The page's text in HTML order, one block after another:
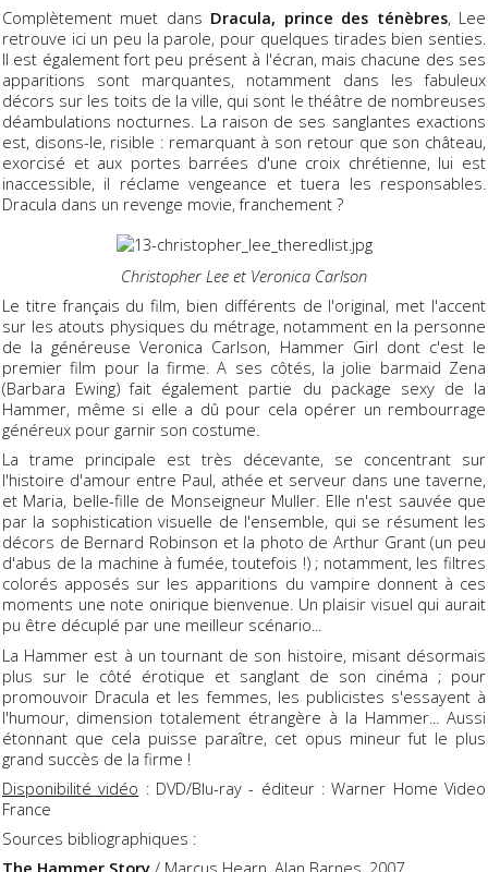
Complètement muet dans Dracula, prince des ténèbres, Lee
retrouve ici un peu la parole, pour quelques tirades bien senties.
Il est également fort peu présent à l'écran, mais chacune des ses
apparitions sont marquantes, notamment dans les fabuleux
décors sur les toits de la ville, qui sont le théâtre de nombreuses
déambulations nocturnes. La raison de ses sanglantes exactions
est, disons-le, risible : remarquant à son retour que son château,
exorcisé et aux portes barrées d'une croix chrétienne, lui est
inaccessible, il réclame vengeance et tuera les responsables.
Dracula dans un revenge movie, franchement ?
Christopher Lee et Veronica Carlson
Le titre français du film, bien différents de l'original, met l'accent
sur les atouts physiques du métrage, notamment en la personne
de la généreuse Veronica Carlson, Hammer Girl dont c'est le
premier film pour la firme. A ses côtés, la jolie barmaid Zena
(Barbara Ewing) fait également partie du package sexy de la
Hammer, même si elle a dû pour cela opérer un rembourrage
généreux pour garnir son costume.
La trame principale est très décevante, se concentrant sur
l'histoire d'amour entre Paul, athée et serveur dans une taverne,
et Maria, belle-fille de Monseigneur Muller. Elle n'est sauvée que
par la sophistication visuelle de l'ensemble, qui se résument les
décors de Bernard Robinson et la photo de Arthur Grant (un peu
d'abus de la machine à fumée, toutefois !) ; notamment, les filtres
colorés apposés sur les apparitions du vampire donnent à ces
moments une note onirique bienvenue. Un plaisir visuel qui aurait
pu être décuplé par une meilleur scénario...
La Hammer est à un tournant de son histoire, misant désormais
plus sur le côté érotique et sanglant de son cinéma ; pour
promouvoir Dracula et les femmes, les publicistes s'essayent à
l'humour, dimension totalement étrangère à la Hammer... Aussi
étonnant que cela puisse paraître, cet opus mineur fut le plus
grand succès de la firme !
Disponibilité vidéo : DVD/Blu-ray - éditeur : Warner Home Video
France
Sources bibliographiques :
The Hammer Story / Marcus Hearn, Alan Barnes, 2007